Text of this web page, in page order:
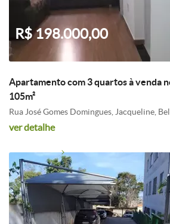
R$ 198.000,00
Apartamento com 3 quartos à venda
105m²
Rua José Gomes Domingues, Jacqueline,
ver detalhe